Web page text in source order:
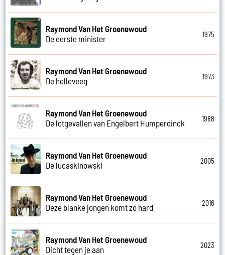
Raymond Van Het Groenewoud
De eerste minister
1975
Raymond Van Het Groenewoud
De helleveeg
1973
Raymond Van Het Groenewoud
De lotgevallen van Engelbert Humperdinck
1988
Raymond Van Het Groenewoud
De lucaskinowski
2005
Raymond Van Het Groenewoud
Deze blanke jongen komt zo hard
2016
Raymond Van Het Groenewoud
Dicht tegen je aan
2023